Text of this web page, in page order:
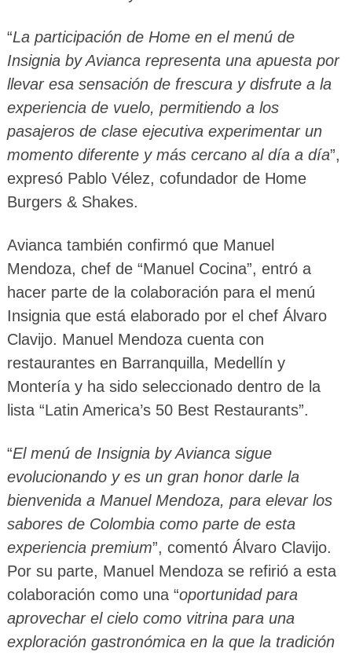
“La participación de Home en el menú de
Insignia by Avianca representa una apuesta por
llevar esa sensación de frescura y disfrute a la
experiencia de vuelo, permitiendo a los
pasajeros de clase ejecutiva experimentar un
momento diferente y más cercano al día a día”,
expresó Pablo Vélez, cofundador de Home
Burgers & Shakes.
Avianca también confirmó que Manuel
Mendoza, chef de “Manuel Cocina”, entró a
hacer parte de la colaboración para el menú
Insignia que está elaborado por el chef Álvaro
Clavijo. Manuel Mendoza cuenta con
restaurantes en Barranquilla, Medellín y
Montería y ha sido seleccionado dentro de la
lista “Latin America’s 50 Best Restaurants”.
“El menú de Insignia by Avianca sigue
evolucionando y es un gran honor darle la
bienvenida a Manuel Mendoza, para elevar los
sabores de Colombia como parte de esta
experiencia premium”, comentó Álvaro Clavijo.
Por su parte, Manuel Mendoza se refirió a esta
colaboración como una “oportunidad para
aprovechar el cielo como vitrina para una
exploración gastronómica en la que la tradición